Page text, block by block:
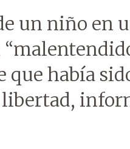
un niño en
que había
libertad,